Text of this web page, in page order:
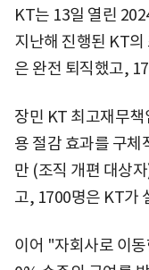
KT는 13일 열린
지난해 진행된 KT
은 완전 퇴직했고,
장민 KT 최고재무
용 절감 효과를 구체
만 (조직 개편 대상
고, 1700명은 KT가
이어 "자회사로 이